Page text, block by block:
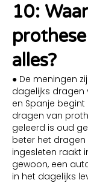
10:
alles?
● De meningen
dagelijks dragen
en Spanje
dragen van
geleerd is oud
beter het
ingesleten raakt
gewoon, een
in het dagelijks